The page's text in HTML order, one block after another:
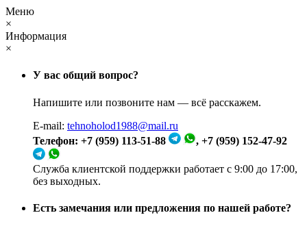
Меню
×
Информация
×
У вас общий вопрос?
Напишите или позвоните нам — всё расскажем.
E-mail: tehnoholod1988@mail.ru
Телефон: +7 (959) 113-51-88
, +7 (959) 152-47-92
Служба клиентской поддержки работает с 9:00 до 17:00,
без выходных.
Есть замечания или предложения по нашей работе?